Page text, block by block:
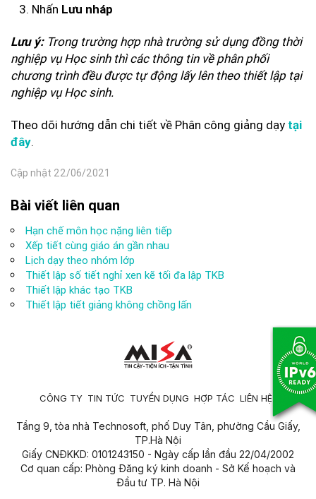
Nhấn Lưu nháp
Lưu ý: Trong trường hợp nhà trường sử dụng đồng thời
nghiệp vụ Học sinh thì các thông tin về phân phối
chương trình đều được tự động lấy lên theo thiết lập tại
nghiệp vụ Học sinh.
Theo dõi hướng dẫn chi tiết về Phân công giảng dạy tại
đây.
Cập nhật 22/06/2021
Bài viết liên quan
Hạn chế môn học nặng liên tiếp
Xếp tiết cùng giáo án gần nhau
Lịch dạy theo nhóm lớp
Thiết lập số tiết nghỉ xen kẽ tối đa lập TKB
Thiết lập khác tạo TKB
Thiết lập tiết giảng không chồng lấn
CÔNG TY TIN TỨC TUYỂN DỤNG HỢP TÁC LIÊN HỆ
Tầng 9, tòa nhà Technosoft, phố Duy Tân, phường Cầu Giấy,
TP.Hà Nội
Giấy CNĐKKD: 0101243150 - Ngày cấp lần đầu 22/04/2002
Cơ quan cấp: Phòng Đăng ký kinh doanh - Sở Kế hoạch và
Đầu tư TP. Hà Nội